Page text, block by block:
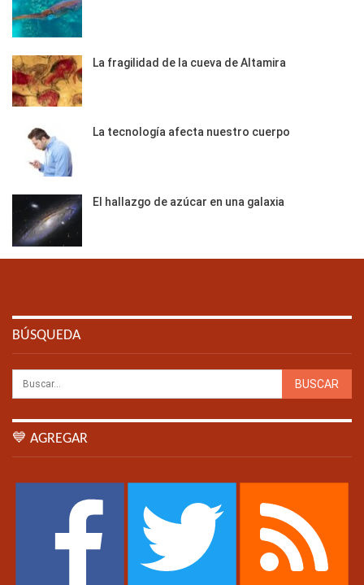
La fragilidad de la cueva de Altamira
La tecnología afecta nuestro cuerpo
El hallazgo de azúcar en una galaxia
BÚSQUEDA
💙 AGREGAR